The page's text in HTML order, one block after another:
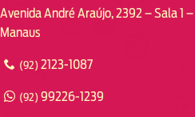
Avenida André Araújo, 2392 – Sala 1
Manaus
(92) 2123-1087
(92) 99226-1239